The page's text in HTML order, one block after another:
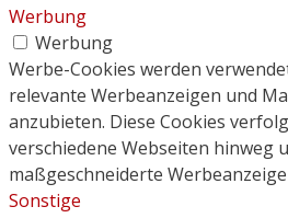
Werbung
Werbung
Werbe-Cookies werden
relevante Werbeanzeigen und
anzubieten. Diese Cookies
verschiedene Webseiten hinweg
maßgeschneiderte
Sonstige